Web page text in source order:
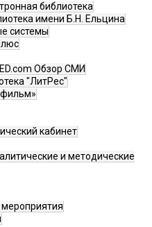
библиотека
имени Б.Н. Ельцина
системы
Обзор СМИ
"ЛитРес"
кабинет
и методические